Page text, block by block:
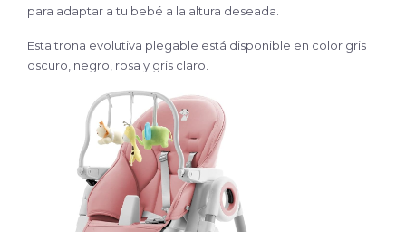
para adaptar a tu bebé a la altura deseada.
Esta trona evolutiva plegable está disponible en color gris
oscuro, negro, rosa y gris claro.